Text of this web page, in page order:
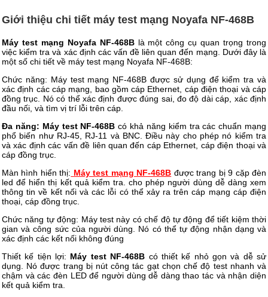
Giới thiệu chi tiết máy test mạng Noyafa NF-468B
Máy test mạng Noyafa NF-468Blà một công cụ quan trọng trong
việc kiểm tra và xác định các vấn đề liên quan đến mạng. Dưới đây là
một số chi tiết về máy test mạng Noyafa NF-468B:
Chức năng: Máy test mạng NF-468B được sử dụng để kiểm tra và
xác định các cáp mạng, bao gồm cáp Ethernet, cáp điện thoại và cáp
đồng trục. Nó có thể xác định được đúng sai, đo độ dài cáp, xác định
đầu nối, và tìm vị trí lỗi trên cáp.
Đa năng: Máy test NF-468B có khả năng kiểm tra các chuẩn mạng
phổ biến như RJ-45, RJ-11 và BNC. Điều này cho phép nó kiểm tra
và xác định các vấn đề liên quan đến cáp Ethernet, cáp điện thoại và
cáp đồng trục.
Màn hình hiển thị: Máy test mạng NF-468B được trang bị 9 cặp đèn
led để hiển thị kết quả kiểm tra. cho phép người dùng dễ dàng xem
thông tin về kết nối và các lỗi có thể xảy ra trên cáp mạng cáp điện
thoại, cáp đồng trục.
Chức năng tự động: Máy test này có chế độ tự động để tiết kiệm thời
gian và công sức của người dùng. Nó có thể tự động nhận dạng và
xác định các kết nối không đúng
Thiết kế tiện lợi: Máy test NF-468B có thiết kế nhỏ gọn và dễ sử
dụng. Nó được trang bị nút công tác gạt chọn chế độ test nhanh và
chậm và các đèn LED để người dùng dễ dàng thao tác và nhận diện
kết quả kiểm tra.